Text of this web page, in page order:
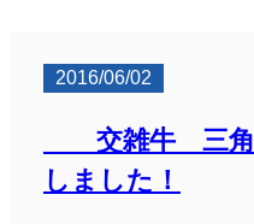
2016/06/02
交雑牛 三角
しました！